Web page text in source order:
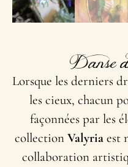
Danse
Lorsque les derniers
les cieux, chacun
façonnées par les
collection Valyriaest
collaboration